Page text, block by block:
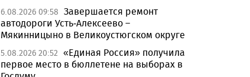
6.08.2026 09:58 Завершается ремонт
автодороги Усть-Алексеево –
Мякинницыно в Великоустюгском округе
5.08.2026 20:52 «Единая Россия» получила
первое место в бюллетене на выборах в